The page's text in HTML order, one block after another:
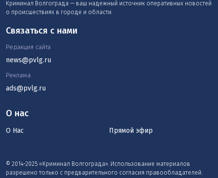
Криминал Волгограда — ваш надежный источник оперативных новостей
о происшествиях в городе и области.
О нас
О Нас Прямой эфир
© 2014-2025 «Криминал Волгограда». Использование материалов
разрешено только с предварительного согласия правообладателей.
Связаться с нами
Редакция сайта
news@pvlg.ru
Реклама
ads@pvlg.ru